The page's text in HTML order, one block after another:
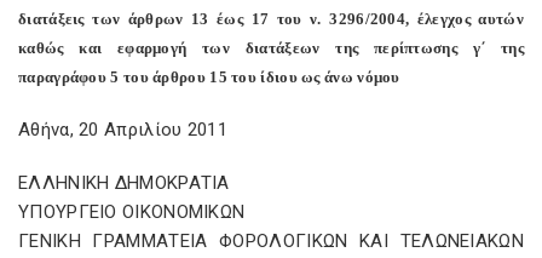
διατάξεις των άρθρων 13 έως 17 του ν. 3296/2004, έλεγχος αυτών
καθώς και εφαρμογή των διατάξεων της περίπτωσης γ΄ της
παραγράφου 5 του άρθρου 15 του ίδιου ως άνω νόμου
Αθήνα, 20 Απριλίου 2011
ΕΛΛΗΝΙΚΗ ΔΗΜΟΚΡΑΤΙΑ
ΥΠΟΥΡΓΕΙΟ ΟΙΚΟΝΟΜΙΚΩΝ
ΓΕΝΙΚΗ ΓΡΑΜΜΑΤΕΙΑ ΦΟΡΟΛΟΓΙΚΩΝ ΚΑΙ ΤΕΛΩΝΕΙΑΚΩΝ